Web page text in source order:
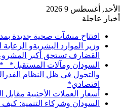
الأحد, أغسطس 9 2026
أخبار عاجلة
افتتاح منشآت صحية جديدة
وزير الموارد البشريةو
القضارف تستحق أكبر
السودان ومآلات المستقبل*
والتحول في ظل النظام
اقتصادي*
أسعار العملات الأجنبية
السودان وشركاء التنمية: كيف